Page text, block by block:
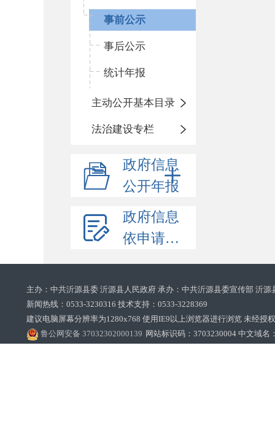
事前公示
事后公示
统计年报
主动公开基本目录
法治建设专栏
政府信息
公开年报
政府信息
依申请公开
主办：中共沂源县委 沂源县人民政府 承办：中共沂源县委宣传部 沂
新闻热线：0533-3230316 技术支持：0533-3228369‌‌
建议电脑屏幕分辨率为1280x768 使用IE9以上浏览器进行浏览 未经授
鲁公网安备 37032302000139 网站标识码：3703230004 中文域名